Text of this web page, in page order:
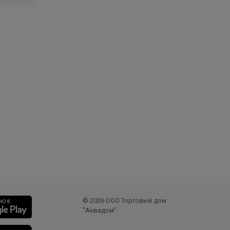
© 2026 ООО Торговый дом
"Аквадом".
.